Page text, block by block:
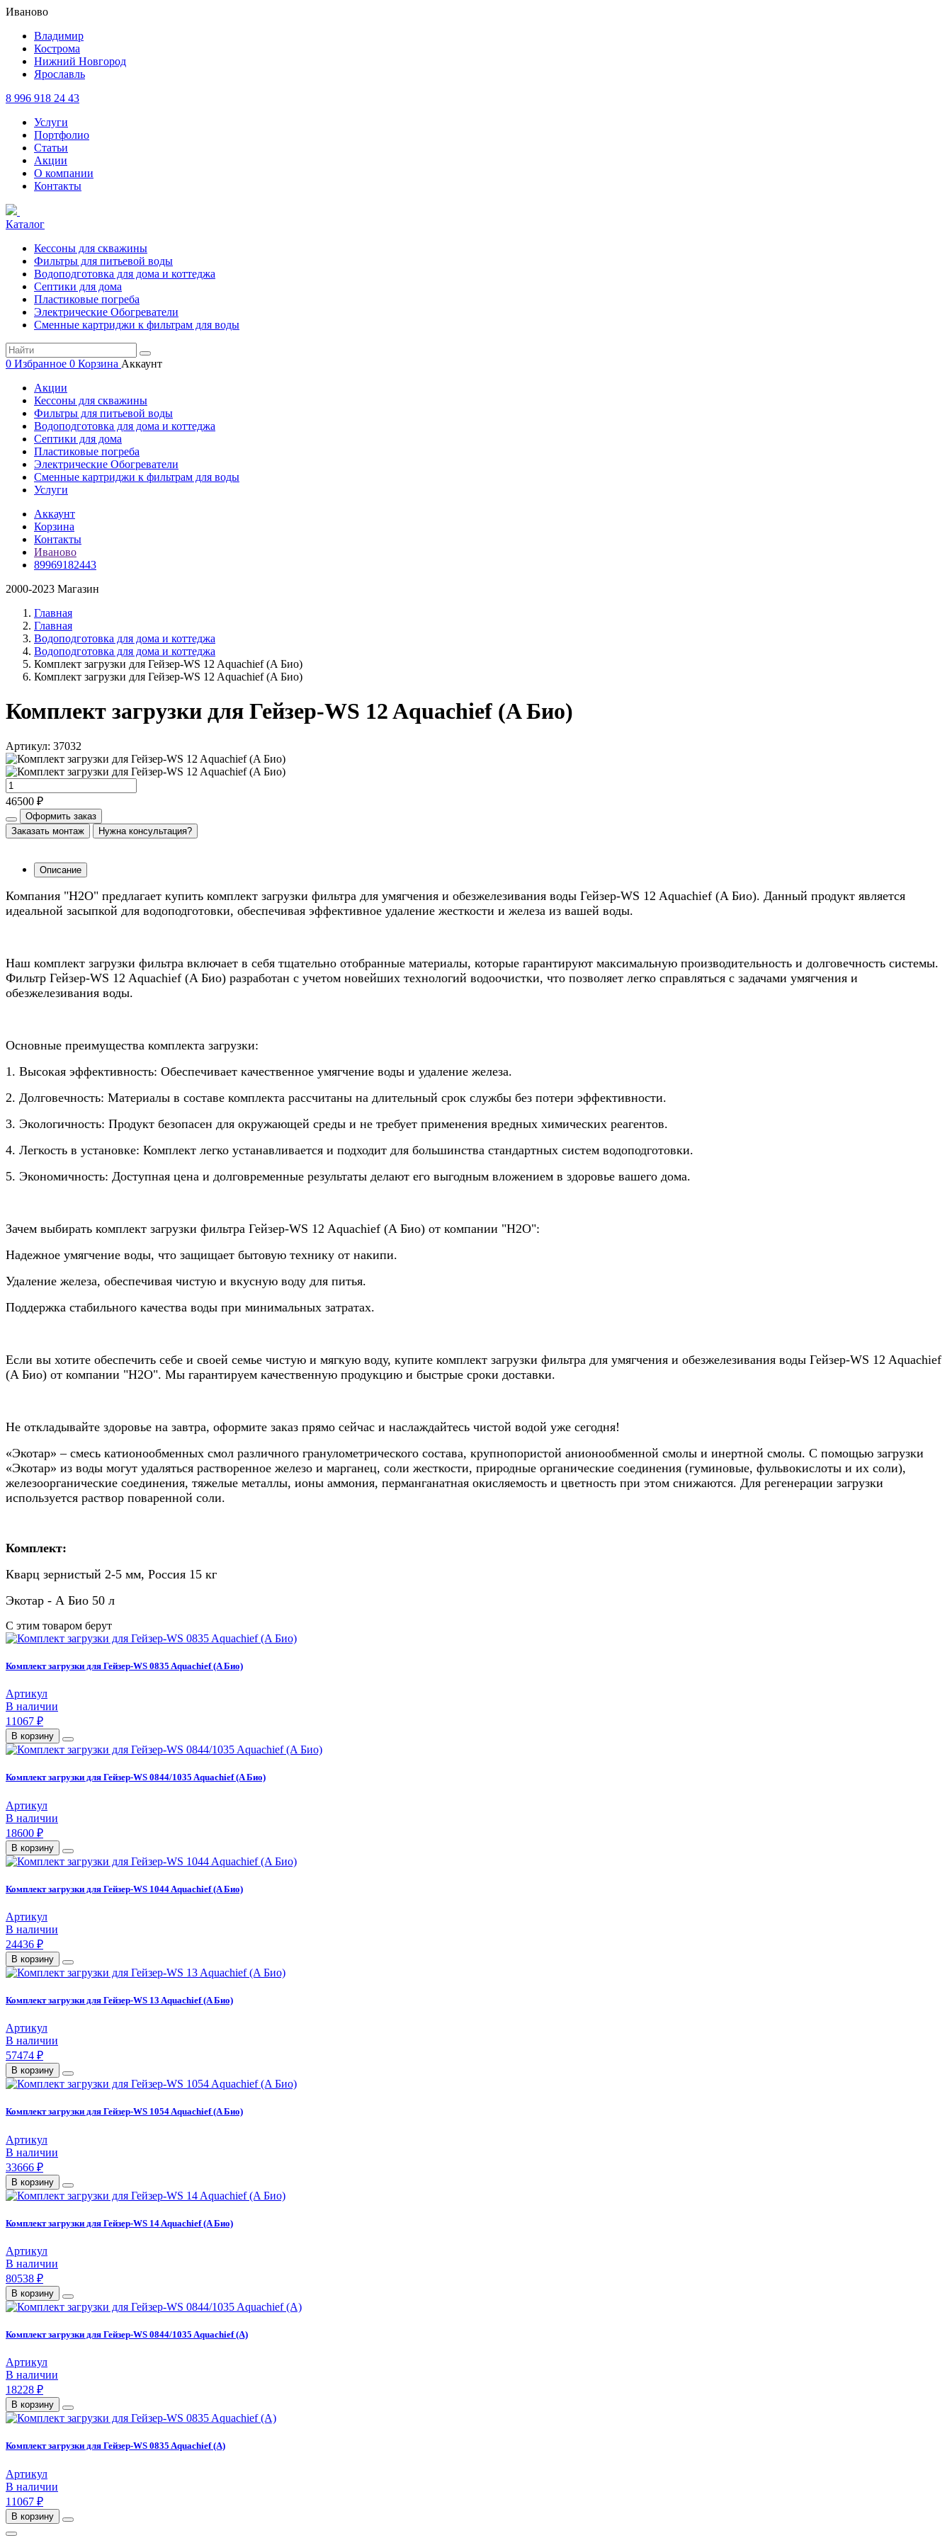
Иваново
Владимир
Кострома
Нижний Новгород
Ярославль
8 996 918 24 43
Услуги
Портфолио
Статьи
Акции
О компании
Контакты
Каталог
Кессоны для скважины
Фильтры для питьевой воды
Водоподготовка для дома и коттеджа
Септики для дома
Пластиковые погреба
Электрические Обогреватели
Сменные картриджи к фильтрам для воды
0 Избранное 0 Корзина Аккаунт
Акции
Кессоны для скважины
Фильтры для питьевой воды
Водоподготовка для дома и коттеджа
Септики для дома
Пластиковые погреба
Электрические Обогреватели
Сменные картриджи к фильтрам для воды
Услуги
Аккаунт
Корзина
Контакты
Иваново
89969182443
2000-2023 Магазин
Главная
Главная
Водоподготовка для дома и коттеджа
Водоподготовка для дома и коттеджа
Комплект загрузки для Гейзер-WS 12 Aquachief (A Био)
Комплект загрузки для Гейзер-WS 12 Aquachief (A Био)
Комплект загрузки для Гейзер-WS 12 Aquachief (A Био)
Артикул: 37032
46500 ₽
Оформить заказ
Заказать монтаж
Нужна консультация?
Описание
Компания "Н2О" предлагает купить комплект загрузки фильтра для умягчения и обезжелезивания воды Гейзер-WS 12 Aquachief (A Био). Данный продукт является
идеальной засыпкой для водоподготовки, обеспечивая эффективное удаление жесткости и железа из вашей воды.
Наш комплект загрузки фильтра включает в себя тщательно отобранные материалы, которые гарантируют максимальную производительность и долговечность системы.
Фильтр Гейзер-WS 12 Aquachief (A Био) разработан с учетом новейших технологий водоочистки, что позволяет легко справляться с задачами умягчения и
обезжелезивания воды.
Основные преимущества комплекта загрузки:
1. Высокая эффективность: Обеспечивает качественное умягчение воды и удаление железа.
2. Долговечность: Материалы в составе комплекта рассчитаны на длительный срок службы без потери эффективности.
3. Экологичность: Продукт безопасен для окружающей среды и не требует применения вредных химических реагентов.
4. Легкость в установке: Комплект легко устанавливается и подходит для большинства стандартных систем водоподготовки.
5. Экономичность: Доступная цена и долговременные результаты делают его выгодным вложением в здоровье вашего дома.
Зачем выбирать комплект загрузки фильтра Гейзер-WS 12 Aquachief (A Био) от компании "Н2О":
Надежное умягчение воды, что защищает бытовую технику от накипи.
Удаление железа, обеспечивая чистую и вкусную воду для питья.
Поддержка стабильного качества воды при минимальных затратах.
Если вы хотите обеспечить себе и своей семье чистую и мягкую воду, купите комплект загрузки фильтра для умягчения и обезжелезивания воды Гейзер-WS 12 Aquachief
(A Био) от компании "Н2О". Мы гарантируем качественную продукцию и быстрые сроки доставки.
Не откладывайте здоровье на завтра, оформите заказ прямо сейчас и наслаждайтесь чистой водой уже сегодня!
«Экотар» – смесь катионообменных смол различного гранулометрического состава, крупнопористой анионообменной смолы и инертной смолы. С помощью загрузки
«Экотар» из воды могут удаляться растворенное железо и марганец, соли жесткости, природные органические соединения (гуминовые, фульвокислоты и их соли),
железоорганические соединения, тяжелые металлы, ионы аммония, перманганатная окисляемость и цветность при этом снижаются. Для регенерации загрузки
используется раствор поваренной соли.
Комплект:
Кварц зернистый 2-5 мм, Россия 15 кг
Экотар - А Био 50 л
С этим товаром берут
Комплект загрузки для Гейзер-WS 0835 Aquachief (A Био)
Артикул
В наличии
11067 ₽
В корзину
Комплект загрузки для Гейзер-WS 0844/1035 Aquachief (A Био)
Артикул
В наличии
18600 ₽
В корзину
Комплект загрузки для Гейзер-WS 1044 Aquachief (A Био)
Артикул
В наличии
24436 ₽
В корзину
Комплект загрузки для Гейзер-WS 13 Aquachief (A Био)
Артикул
В наличии
57474 ₽
В корзину
Комплект загрузки для Гейзер-WS 1054 Aquachief (A Био)
Артикул
В наличии
33666 ₽
В корзину
Комплект загрузки для Гейзер-WS 14 Aquachief (A Био)
Артикул
В наличии
80538 ₽
В корзину
Комплект загрузки для Гейзер-WS 0844/1035 Aquachief (A)
Артикул
В наличии
18228 ₽
В корзину
Комплект загрузки для Гейзер-WS 0835 Aquachief (A)
Артикул
В наличии
11067 ₽
В корзину